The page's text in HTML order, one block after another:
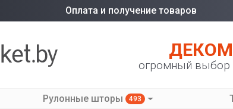
Оплата и получение товаров
огромный выбор
Рулонные шторы 493